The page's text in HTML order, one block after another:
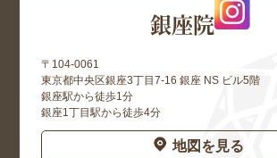
銀座院
〒104-0061
東京都中央区銀座3丁目7-16 銀座 NS ビル5階
銀座駅から徒歩1分
銀座1丁目駅から徒歩4分
地図を見る